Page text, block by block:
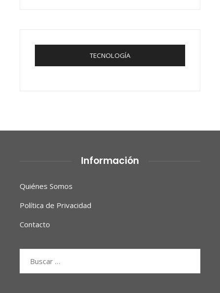
TECNOLOGÍA
Información
Quiénes Somos
Política de Privacidad
Contacto